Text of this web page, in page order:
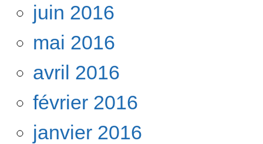
juin 2016
mai 2016
avril 2016
février 2016
janvier 2016